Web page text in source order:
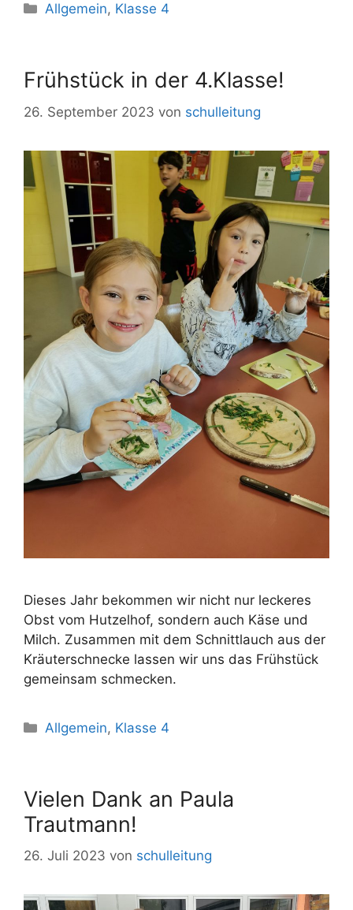
Allgemein, Klasse 4
Frühstück in der 4.Klasse!
26. September 2023 von schulleitung
Dieses Jahr bekommen wir nicht nur leckeres
Obst vom Hutzelhof, sondern auch Käse und
Milch. Zusammen mit dem Schnittlauch aus der
Kräuterschnecke lassen wir uns das Frühstück
gemeinsam schmecken.
Allgemein, Klasse 4
Vielen Dank an Paula
Trautmann!
26. Juli 2023 von schulleitung